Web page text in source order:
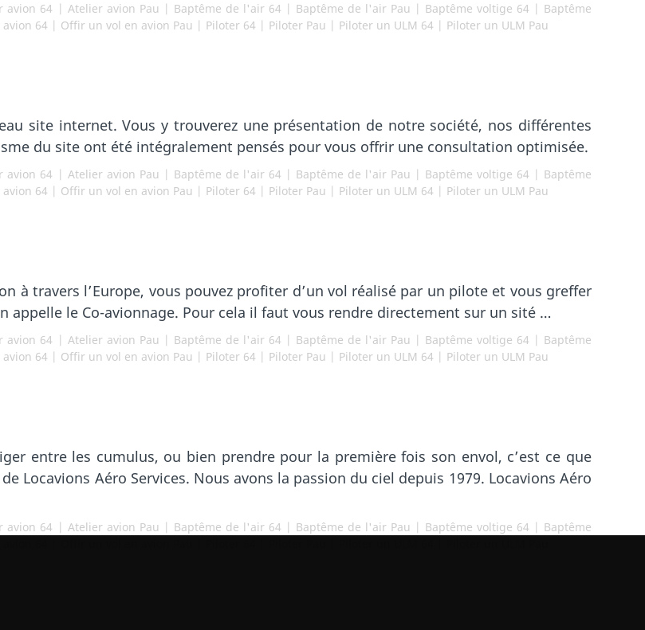
avion 64 | Atelier avion Pau | Baptême de l'air 64 | Baptême de l'air Pau | Baptême voltige 64 | Baptême
64 | Offir un vol en avion Pau | Piloter 64 | Piloter Pau | Piloter un ULM 64 | Piloter un ULM Pau
site internet. Vous y trouverez une présentation de notre société, nos différentes
du site ont été intégralement pensés pour vous offrir une consultation optimisée.
avion 64 | Atelier avion Pau | Baptême de l'air 64 | Baptême de l'air Pau | Baptême voltige 64 | Baptême
64 | Offir un vol en avion Pau | Piloter 64 | Piloter Pau | Piloter un ULM 64 | Piloter un ULM Pau
à travers l’Europe, vous pouvez profiter d’un vol réalisé par un pilote et vous greffer
appelle le Co-avionnage. Pour cela il faut vous rendre directement sur un sité …
avion 64 | Atelier avion Pau | Baptême de l'air 64 | Baptême de l'air Pau | Baptême voltige 64 | Baptême
64 | Offir un vol en avion Pau | Piloter 64 | Piloter Pau | Piloter un ULM 64 | Piloter un ULM Pau
entre les cumulus, ou bien prendre pour la première fois son envol, c’est ce que
Locavions Aéro Services. Nous avons la passion du ciel depuis 1979. Locavions Aéro
avion 64 | Atelier avion Pau | Baptême de l'air 64 | Baptême de l'air Pau | Baptême voltige 64 | Baptême